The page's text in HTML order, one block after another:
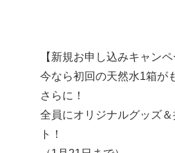
【新規お申し込みキャンペ
今なら初回の天然水1箱が
さらに！
全員にオリジナルグッズ
ト！